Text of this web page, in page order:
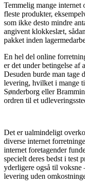
Temmelig mange internet
fleste produkter,
som ikke desto mindre
angivent klokkeslæt,
pakket inden
En hel del online
er det under betingelse af
Desuden burde man tage
levering, hvilket i mange
Sønderborg eller
ordren til et
Det er ualmindeligt
diverse internet
internet foretagender
specielt deres bedst i test
yderligere også til voksne
levering uden